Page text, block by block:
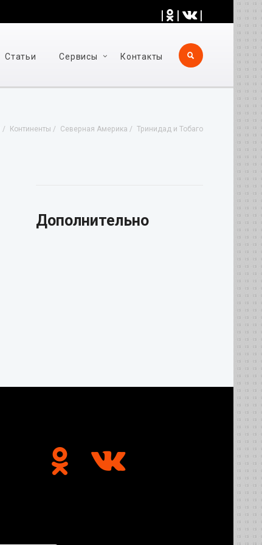
| | |
Статьи Cервисы Контакты
Континенты Северная Америка Тринидад и Тобаго
Дополнительно